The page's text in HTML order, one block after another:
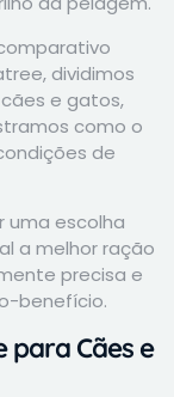
dividimos
e gatos,
como o
de
uma escolha
a melhor ração
precisa e
benefício.
para Cães e